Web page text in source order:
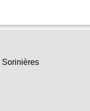
Sorinières